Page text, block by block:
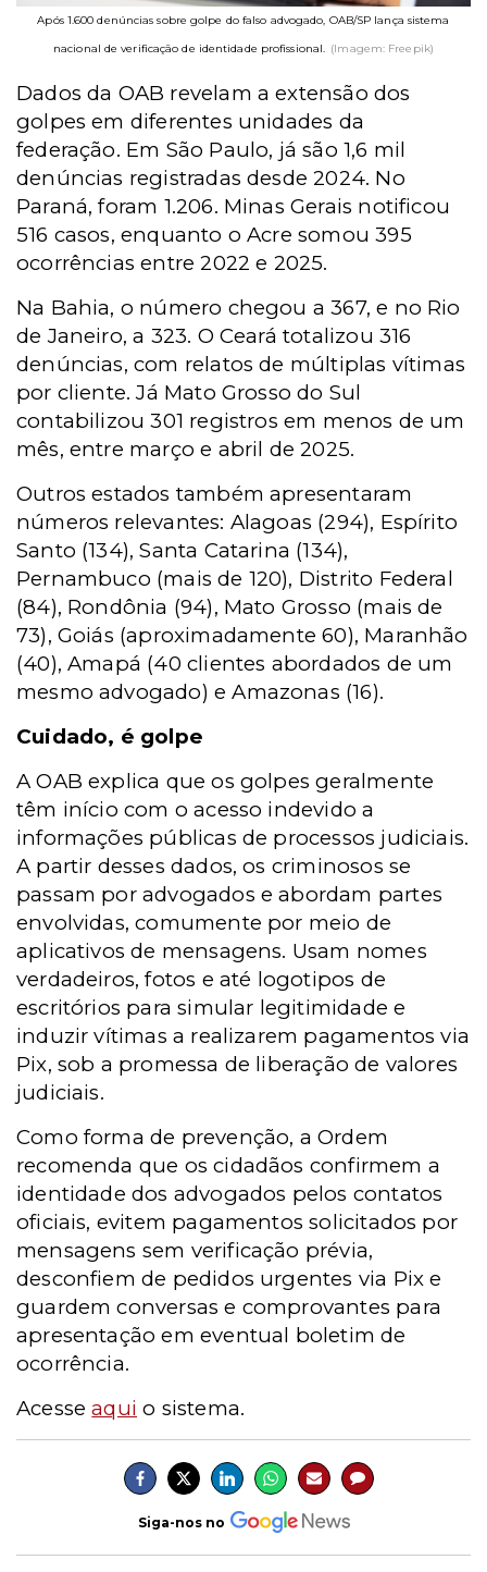
Após 1.600 denúncias sobre golpe do falso advogado, OAB/SP lança sistema
nacional de verificação de identidade profissional. (Imagem: Freepik)
Dados da OAB revelam a extensão dos
golpes em diferentes unidades da
federação. Em São Paulo, já são 1,6 mil
denúncias registradas desde 2024. No
Paraná, foram 1.206. Minas Gerais notificou
516 casos, enquanto o Acre somou 395
ocorrências entre 2022 e 2025.
Na Bahia, o número chegou a 367, e no Rio
de Janeiro, a 323. O Ceará totalizou 316
denúncias, com relatos de múltiplas vítimas
por cliente. Já Mato Grosso do Sul
contabilizou 301 registros em menos de um
mês, entre março e abril de 2025.
Outros estados também apresentaram
números relevantes: Alagoas (294), Espírito
Santo (134), Santa Catarina (134),
Pernambuco (mais de 120), Distrito Federal
(84), Rondônia (94), Mato Grosso (mais de
73), Goiás (aproximadamente 60), Maranhão
(40), Amapá (40 clientes abordados de um
mesmo advogado) e Amazonas (16).
Cuidado, é golpe
A OAB explica que os golpes geralmente
têm início com o acesso indevido a
informações públicas de processos judiciais.
A partir desses dados, os criminosos se
passam por advogados e abordam partes
envolvidas, comumente por meio de
aplicativos de mensagens. Usam nomes
verdadeiros, fotos e até logotipos de
escritórios para simular legitimidade e
induzir vítimas a realizarem pagamentos via
Pix, sob a promessa de liberação de valores
judiciais.
Como forma de prevenção, a Ordem
recomenda que os cidadãos confirmem a
identidade dos advogados pelos contatos
oficiais, evitem pagamentos solicitados por
mensagens sem verificação prévia,
desconfiem de pedidos urgentes via Pix e
guardem conversas e comprovantes para
apresentação em eventual boletim de
ocorrência.
Acesseaqui o sistema.
Siga-nos no